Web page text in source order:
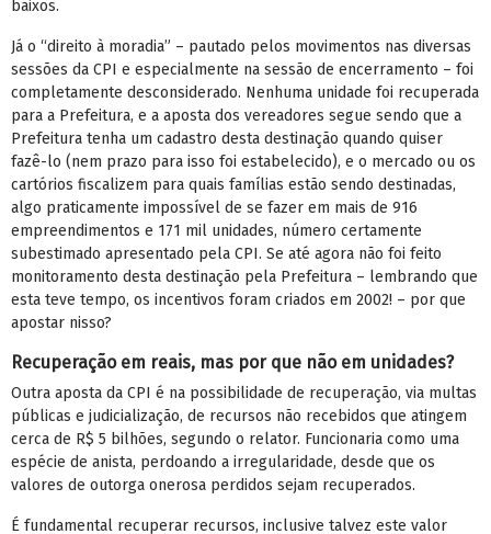
baixos.
Já o “direito à moradia” – pautado pelos movimentos nas diversas
sessões da CPI e especialmente na sessão de encerramento – foi
completamente desconsiderado. Nenhuma unidade foi recuperada
para a Prefeitura, e a aposta dos vereadores segue sendo que a
Prefeitura tenha um cadastro desta destinação quando quiser
fazê-lo (nem prazo para isso foi estabelecido), e o mercado ou os
cartórios fiscalizem para quais famílias estão sendo destinadas,
algo praticamente impossível de se fazer em mais de 916
empreendimentos e 171 mil unidades, número certamente
subestimado apresentado pela CPI. Se até agora não foi feito
monitoramento desta destinação pela Prefeitura – lembrando que
esta teve tempo, os incentivos foram criados em 2002! – por que
apostar nisso?
Recuperação em reais, mas por que não em unidades?
Outra aposta da CPI é na possibilidade de recuperação, via multas
públicas e judicialização, de recursos não recebidos que atingem
cerca de R$ 5 bilhões, segundo o relator. Funcionaria como uma
espécie de anista, perdoando a irregularidade, desde que os
valores de outorga onerosa perdidos sejam recuperados.
É fundamental recuperar recursos, inclusive talvez este valor